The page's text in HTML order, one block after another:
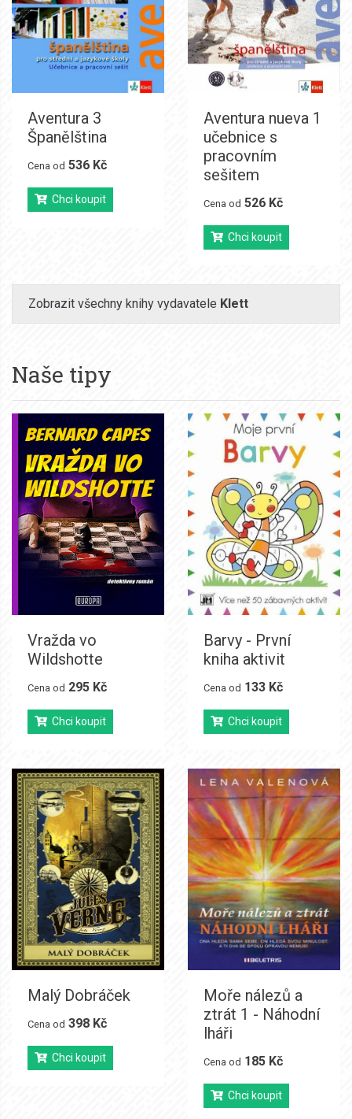
Aventura 3
Španělština
Cena od 536 Kč
Chci koupit
Aventura nueva 1
učebnice s
pracovním
sešitem
Cena od 526 Kč
Chci koupit
Zobrazit všechny knihy vydavatele Klett
Naše tipy
Vražda vo
Wildshotte
Cena od 295 Kč
Chci koupit
Barvy - První
kniha aktivit
Cena od 133 Kč
Chci koupit
Malý Dobráček
Cena od 398 Kč
Chci koupit
Moře nálezů a
ztrát 1 - Náhodní
lháři
Cena od 185 Kč
Chci koupit